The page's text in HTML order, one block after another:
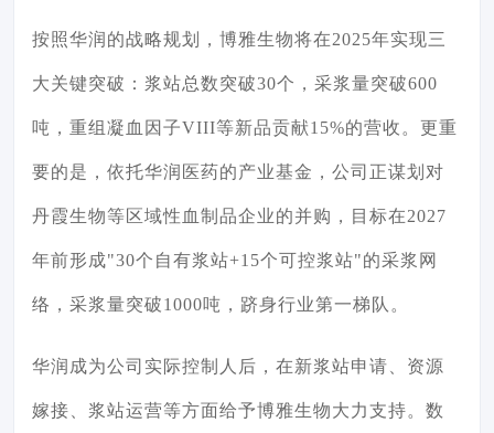
按照华润的战略规划，博雅生物将在2025年实现三
大关键突破：浆站总数突破30个，采浆量突破600
吨，重组凝血因子VIII等新品贡献15%的营收。更重
要的是，依托华润医药的产业基金，公司正谋划对
丹霞生物等区域性血制品企业的并购，目标在2027
年前形成"30个自有浆站+15个可控浆站"的采浆网
络，采浆量突破1000吨，跻身行业第一梯队。
华润成为公司实际控制人后，在新浆站申请、资源
嫁接、浆站运营等方面给予博雅生物大力支持。数